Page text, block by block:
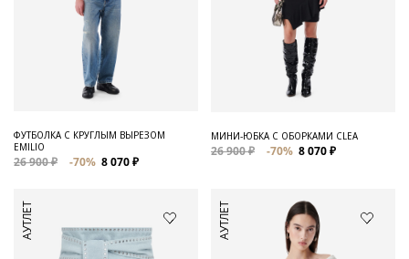
ФУТБОЛКА С КРУГЛЫМ ВЫРЕЗОМ
EMILIO
26 900 ₽ -70% 8 070 ₽
МИНИ-ЮБКА С ОБОРКАМИ CLEA
26 900 ₽ -70% 8 070 ₽
АУТЛЕТ АУТЛЕТ